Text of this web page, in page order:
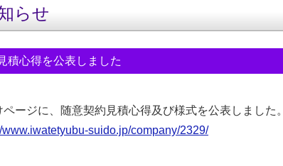
らせ
積心得を公表しました
ージに、随意契約見積心得及び様式を公表しました。
www.iwatetyubu-suido.jp/company/2329/